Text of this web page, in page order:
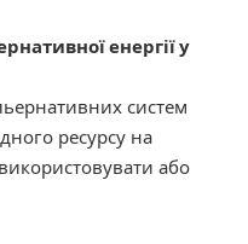
енергії у
систем
ресурсу на
або